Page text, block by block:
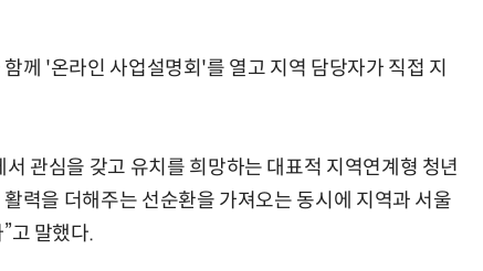
께 '온라인 사업설명회'를 열고 지역 담당자가 직접 지
관심을 갖고 유치를 희망하는 대표적 지역연계형 청년
력을 더해주는 선순환을 가져오는 동시에 지역과 서울
고 말했다.